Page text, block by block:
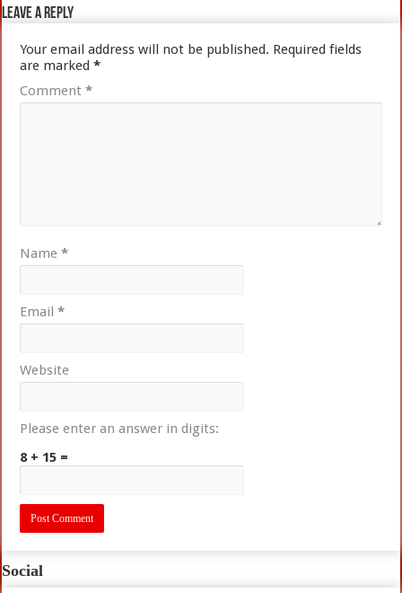
Leave a Reply
Your email address will not be published. Required fields
are marked*
Comment*
Name*
Email*
Website
Please enter an answer in digits:
8 + 15 =
Social